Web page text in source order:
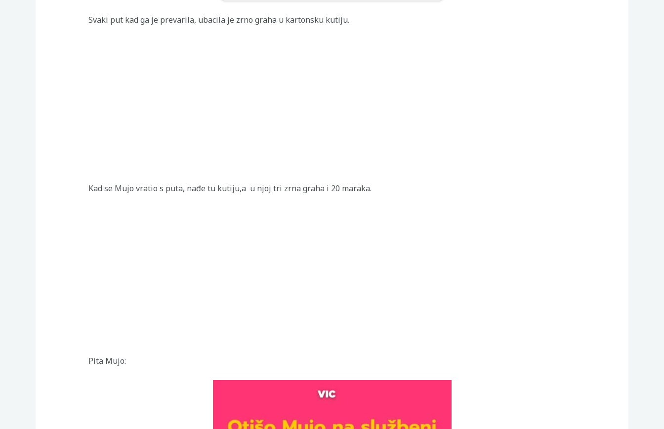
Svaki put kad ga je prevarila, ubacila je zrno graha u kartonsku kutiju.
Kad se Mujo vratio s puta, nađe tu kutiju,a u njoj tri zrna graha i 20 maraka.
Pita Mujo: